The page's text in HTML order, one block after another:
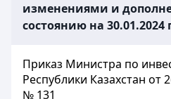
изменениями и
состоянию на 30.01.2024
Приказ Министра по
Республики Казахстан от
№ 131